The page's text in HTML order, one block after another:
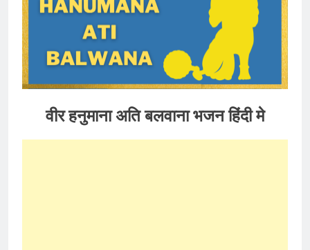
वीर हनुमाना अति बलवाना भजन हिंदी मे